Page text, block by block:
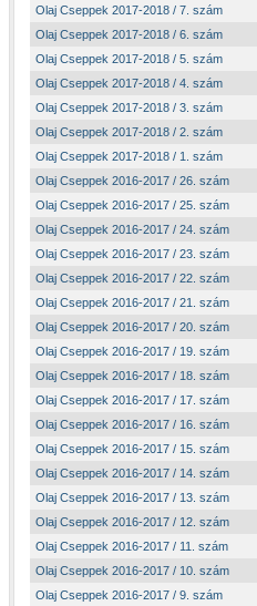
Olaj Cseppek 2017-2018 / 7. szám
Olaj Cseppek 2017-2018 / 6. szám
Olaj Cseppek 2017-2018 / 5. szám
Olaj Cseppek 2017-2018 / 4. szám
Olaj Cseppek 2017-2018 / 3. szám
Olaj Cseppek 2017-2018 / 2. szám
Olaj Cseppek 2017-2018 / 1. szám
Olaj Cseppek 2016-2017 / 26. szám
Olaj Cseppek 2016-2017 / 25. szám
Olaj Cseppek 2016-2017 / 24. szám
Olaj Cseppek 2016-2017 / 23. szám
Olaj Cseppek 2016-2017 / 22. szám
Olaj Cseppek 2016-2017 / 21. szám
Olaj Cseppek 2016-2017 / 20. szám
Olaj Cseppek 2016-2017 / 19. szám
Olaj Cseppek 2016-2017 / 18. szám
Olaj Cseppek 2016-2017 / 17. szám
Olaj Cseppek 2016-2017 / 16. szám
Olaj Cseppek 2016-2017 / 15. szám
Olaj Cseppek 2016-2017 / 14. szám
Olaj Cseppek 2016-2017 / 13. szám
Olaj Cseppek 2016-2017 / 12. szám
Olaj Cseppek 2016-2017 / 11. szám
Olaj Cseppek 2016-2017 / 10. szám
Olaj Cseppek 2016-2017 / 9. szám